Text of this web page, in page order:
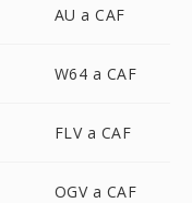
AU a CAF
W64 a CAF
FLV a CAF
OGV a CAF